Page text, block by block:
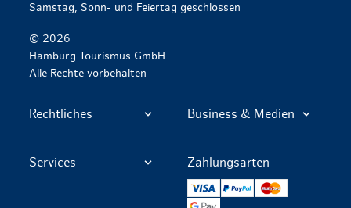
Samstag, Sonn- und Feiertag geschlossen
© 2026
Hamburg Tourismus GmbH
Alle Rechte vorbehalten
Rechtliches Business & Medien
Services Zahlungsarten
VISA PayPal